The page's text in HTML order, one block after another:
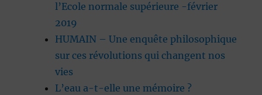
l’Ecole normale supérieure -février
2019
HUMAIN – Une enquête philosophique
sur ces révolutions qui changent nos
vies
L’eau a-t-elle une mémoire ?